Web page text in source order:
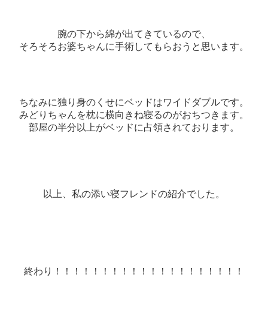
腕の下から綿が出てきているので、
そろそろお婆ちゃんに手術してもらおうと思います。
ちなみに独り身のくせにベッドはワイドダブルです。
みどりちゃんを枕に横向きね寝るのがおちつきます。
部屋の半分以上がベッドに占領されております。
以上、私の添い寝フレンドの紹介でした。
終わり ！！！！ ！！！！ ！！！！ ！！！！ ！！！！